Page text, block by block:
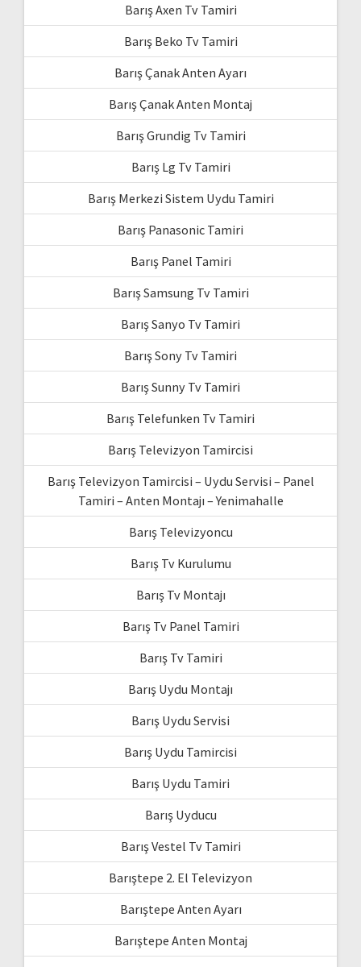
Barış Axen Tv Tamiri
Barış Beko Tv Tamiri
Barış Çanak Anten Ayarı
Barış Çanak Anten Montaj
Barış Grundig Tv Tamiri
Barış Lg Tv Tamiri
Barış Merkezi Sistem Uydu Tamiri
Barış Panasonic Tamiri
Barış Panel Tamiri
Barış Samsung Tv Tamiri
Barış Sanyo Tv Tamiri
Barış Sony Tv Tamiri
Barış Sunny Tv Tamiri
Barış Telefunken Tv Tamiri
Barış Televizyon Tamircisi
Barış Televizyon Tamircisi – Uydu Servisi – Panel
Tamiri – Anten Montajı – Yenimahalle
Barış Televizyoncu
Barış Tv Kurulumu
Barış Tv Montajı
Barış Tv Panel Tamiri
Barış Tv Tamiri
Barış Uydu Montajı
Barış Uydu Servisi
Barış Uydu Tamircisi
Barış Uydu Tamiri
Barış Uyducu
Barış Vestel Tv Tamiri
Barıştepe 2. El Televizyon
Barıştepe Anten Ayarı
Barıştepe Anten Montaj